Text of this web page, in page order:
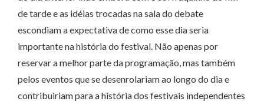
de tarde e as idéias trocadas na sala do debate
escondiam a expectativa de como esse dia seria
importante na história do festival. Não apenas por
reservar a melhor parte da programação, mas também
pelos eventos que se desenrolariam ao longo do dia e
contribuiriam para a história dos festivais independentes